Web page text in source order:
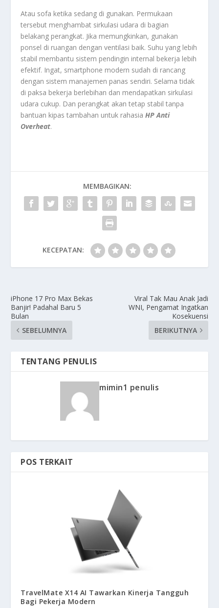
Atau sofa ketika sedang di gunakan. Permukaan
tersebut menghambat sirkulasi udara di bagian
belakang perangkat. Jika memungkinkan, gunakan
ponsel di ruangan dengan ventilasi baik. Suhu yang lebih
stabil membantu sistem pendingin internal bekerja lebih
efektif. Ingat, smartphone modern sudah di rancang
dengan sistem manajemen panas sendiri. Selama tidak
di paksa bekerja berlebihan dan mendapatkan sirkulasi
udara cukup. Dan perangkat akan tetap stabil tanpa
bantuan kipas tambahan untuk rahasiaHP Anti
Overheat.
MEMBAGIKAN:
KECEPATAN:
iPhone 17 Pro Max Bekas
Banjir! Padahal Baru 5
Bulan
SEBELUMNYA
Viral Tak Mau Anak Jadi
WNI, Pengamat Ingatkan
Kosekuensi
BERIKUTNYA
TENTANG PENULIS
mimin1 penulis
POS TERKAIT
TravelMate X14 AI Tawarkan Kinerja Tangguh
Bagi Pekerja Modern